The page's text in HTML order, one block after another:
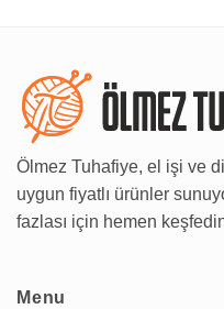
Ölmez Tuhafiye, el işi ve
uygun fiyatlı ürünler
fazlası için hemen
Menu